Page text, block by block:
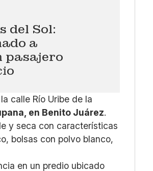
del Sol:
a
pasajero
calle Río Uribe de la
en Benito Juárez.
y seca con características
bolsas con polvo blanco,
en un predio ubicado